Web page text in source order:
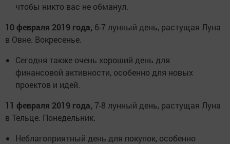
чтобы никто вас не обманул.
10 февраля 2019 года, 6-7 лунный день, растущая Луна
в Овне. Вокресенье.
Сегодня также очень хороший день для
финансовой активности, особенно для новых
проектов и идей.
11 февраля 2019 года, 7-8 лунный день, растущая Луна
в Тельце. Понедельник.
Неблагоприятный день для покупок, особенно